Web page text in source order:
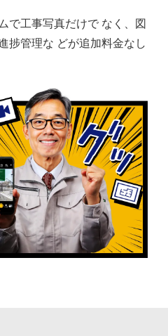
で工事写真だけで なく、図
捗管理な どが追加料金なし